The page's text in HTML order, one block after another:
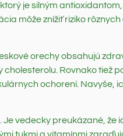
je silným
môže znížiť riziko
orechy obsahujú
Rovnako tiež
ochorení. Navyše,
vedecky preukázané, že